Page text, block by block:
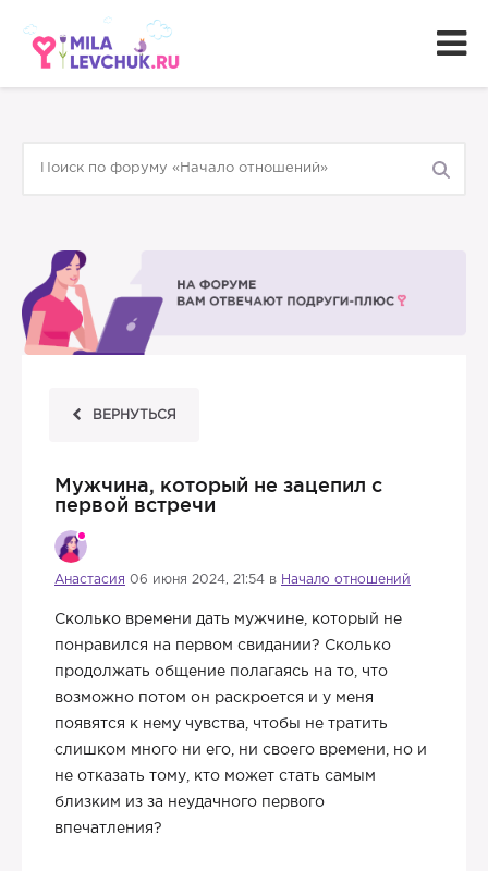
ВЕРНУТЬСЯ
Мужчина, который не зацепил с
первой встречи
Анастасия 06 июня 2024, 21:54 в Начало отношений
Сколько времени дать мужчине, который не
понравился на первом свидании? Сколько
продолжать общение полагаясь на то, что
возможно потом он раскроется и у меня
появятся к нему чувства, чтобы не тратить
слишком много ни его, ни своего времени, но и
не отказать тому, кто может стать самым
близким из за неудачного первого
впечатления?